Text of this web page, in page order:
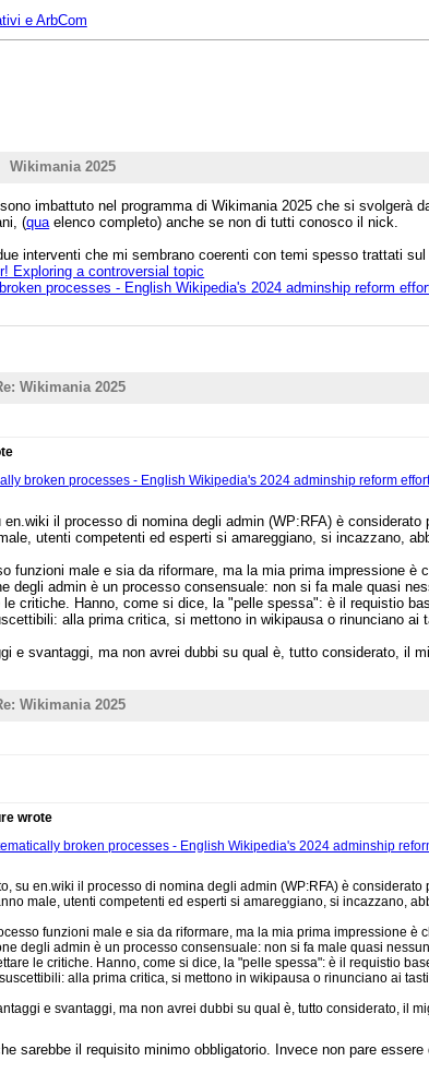
e ArbCom
Wikimania 2025
imbattuto nel programma di Wikimania 2025 che si svolgerà
(quaelenco completo) anche se non di tutti conosco il nick.
interventi che mi sembrano coerenti con temi spesso trattati sul
Exploring a controversial topic
processes - English Wikipedia's 2024 adminship reform
Wikimania 2025
broken processes - English Wikipedia's 2024 adminship reform
en.wiki il processo di nomina degli admin (WP:RFA) è
utenti competenti ed esperti si amareggiano, si incazzano,
funzioni male e sia da riformare, ma la mia prima impressione
degli admin è un processo consensuale: non si fa male quasi
critiche. Hanno, come si dice, la "pelle spessa": è il requistio
alla prima critica, si mettono in wikipausa o rinunciano ai
e svantaggi, ma non avrei dubbi su qual è, tutto considerato, il
Wikimania 2025
wrote
broken processes - English Wikipedia's 2024 adminship
su en.wiki il processo di nomina degli admin (WP:RFA) è
male, utenti competenti ed esperti si amareggiano, si incazzano,
funzioni male e sia da riformare, ma la mia prima impressione
degli admin è un processo consensuale: non si fa male quasi
le critiche. Hanno, come si dice, la "pelle spessa": è il requistio
alla prima critica, si mettono in wikipausa o rinunciano ai
e svantaggi, ma non avrei dubbi su qual è, tutto considerato, il
sarebbe il requisito minimo obbligatorio. Invece non pare